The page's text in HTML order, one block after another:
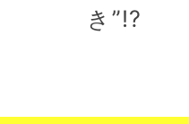
き”!?